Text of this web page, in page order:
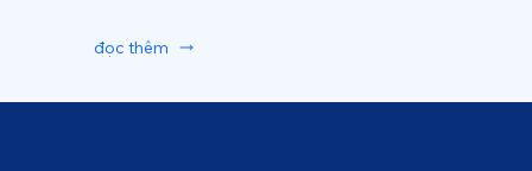
đọc thêm